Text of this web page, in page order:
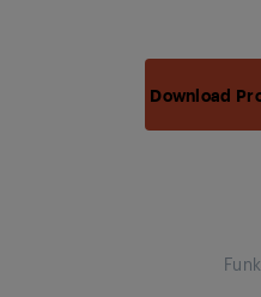
Download